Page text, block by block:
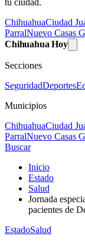
ChihuahuaCiudad
ParralNuevo Casas
Chihuahua Hoy
Secciones
SeguridadDeportes
Municipios
ChihuahuaCiudad
ParralNuevo Casas
Buscar
Inicio
Estado
Salud
Jornada
pacientes de
EstadoSalud